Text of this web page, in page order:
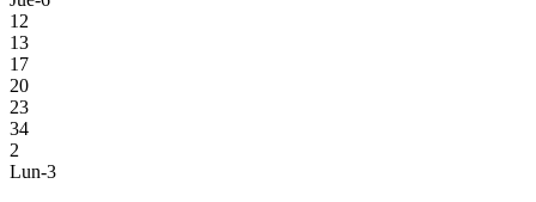
12
13
17
20
23
34
2
Lun-3